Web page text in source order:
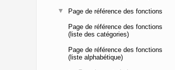
Page de référence des fonctions
Page de référence des fonctions
(liste des catégories)
Page de référence des fonctions
(liste alphabétique)